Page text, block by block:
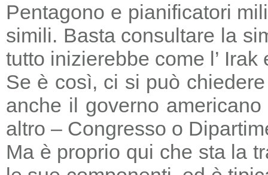
Pentagono e pianificatori
simili. Basta consultare la
tutto inizierebbe come l’
Se è così, ci si può
anche il governo
altro – Congresso o
Ma è proprio qui che sta la